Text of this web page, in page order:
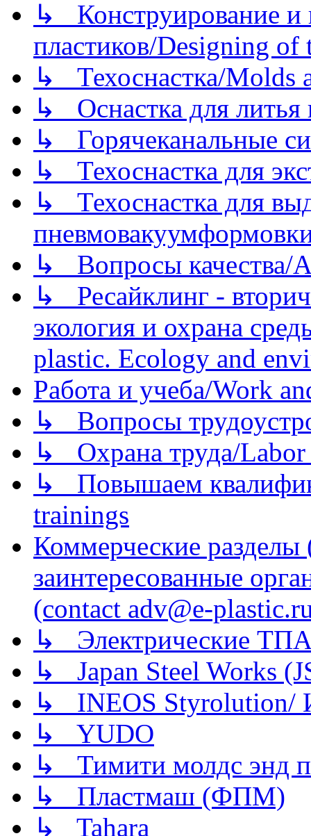
↳ Конструирование и
пластиков/Designing of
↳ Техоснастка/Molds
↳ Оснастка для литья
↳ Горячеканальные
↳ Техоснастка для
↳ Техоснастка для
↳ Вопросы качества/
↳ Ресайклинг -
экология и охрана
plastic. Ecology and
Работа и учеба/Work
↳ Вопросы
↳ Охрана труда/Labor
↳ Повышаем
trainings
Коммерческие
заинтересованные
(contact adv@e-
↳ Электрические
↳ Japan Steel Works
↳ INEOS
↳ YUDO
↳ Тимити молдс энд
↳ Пластмаш (ФПМ)
↳ Tahara